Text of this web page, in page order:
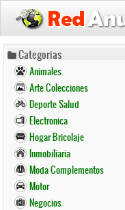
Pasar
contenido
principal
Categorias
Animales
Arte Colecciones
Deporte Salud
Electronica
Hogar Bricolaje
Inmobiliaria
Moda Complementos
Motor
Negocios